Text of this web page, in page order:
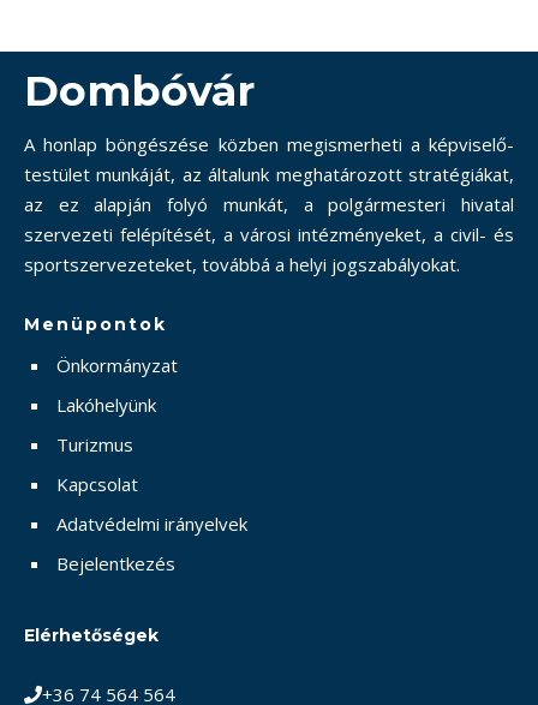
Dombóvár
A honlap böngészése közben megismerheti a képviselő-
testület munkáját, az általunk meghatározott stratégiákat,
az ez alapján folyó munkát, a polgármesteri hivatal
szervezeti felépítését, a városi intézményeket, a civil- és
sportszervezeteket, továbbá a helyi jogszabályokat.
Menüpontok
Önkormányzat
Lakóhelyünk
Turizmus
Kapcsolat
Adatvédelmi irányelvek
Bejelentkezés
Elérhetőségek
+36 74 564 564